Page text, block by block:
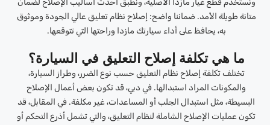
ونستخدم قطع غيار مازدا الأصلية، ونطبق أحدث أساليب الإصلاح لضمان
متانة طويلة الأمد. ضماننا واضح: إصلاح نظام تعليق عالي الجودة وموثوق
به، يحافظ على أداء سيارتك مازدا وراحتها التي تتوقعها.
ما هي تكلفة إصلاح التعليق في السيارة؟
تختلف تكلفة إصلاح نظام التعليق حسب نوع الضرر، وطراز السيارة،
والمكونات المراد استبدالها. في دبي، قد تكون بعض أعمال الإصلاح
البسيطة، مثل استبدال الجلب أو المساعدات، غير مكلفة. في المقابل، قد
تكون عمليات الإصلاح الشاملة لنظام التعليق، والتي تشمل أذرع التحكم أو